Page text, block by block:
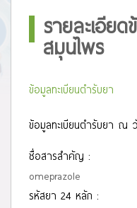
รายละเอีย
สมุนไพร
ข้อมูลทะเบียนตำรับยา
ข้อมูลทะเบียนตำรับยา ณ
ชื่อสารสำคัญ :
omeprazole
รหัสยา 24 หลัก :